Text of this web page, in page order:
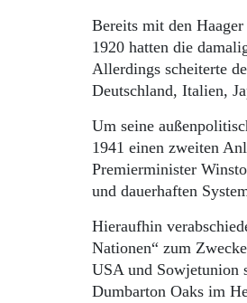
Bereits mit den
1920 hatten die
Allerdings scheiterte
Deutschland, Italien,
Um seine
1941 einen zweiten
Premierminister
und dauerhaften
Hieraufhin
Nationen“ zum
USA und Sowjetunion
Dumbarton Oaks im